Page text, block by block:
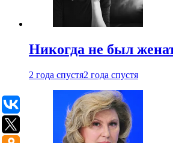
Никогда не был
2 года спустя2 года спустя